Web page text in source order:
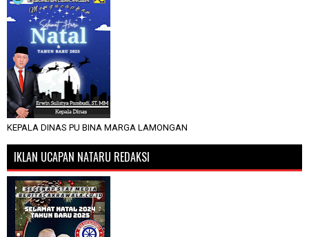
KEPALA DINAS PU BINA MARGA LAMONGAN
IKLAN UCAPAN NATARU REDAKSI